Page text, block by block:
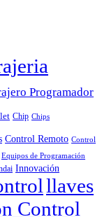
Programador
Chip Chips
Control Remoto Control
Equipos de Programación
Innovación
llaves
Control